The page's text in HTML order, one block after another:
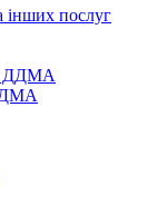
інших послуг
ДДМА